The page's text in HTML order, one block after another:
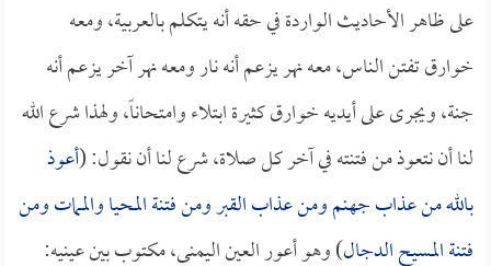
على ظاهر الأحاديث الواردة في حقه أنه يتكلم بالعربية، ومعه
خوارق تفتن الناس، معه نهر يزعم أنه نار ومعه نهر آخر يزعم أنه
جنة، ويجرى على أيديه خوارق كثيرة ابتلاء وامتحاناً، ولهذا شرع الله
لنا أن نتعوذ من فتنته في آخر كل صلاة، شرع لنا أن نقول: (أعوذ
بالله من عذاب جهنم ومن عذاب القبر ومن فتنة المحيا والممات ومن
فتنةالمسيح الدجال) وهو أعور العين اليمنى، مكتوب بين عينيه: